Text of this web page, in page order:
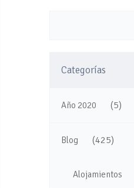
Categorías
Año 2020 (5)
Blog (425)
Alojamientos